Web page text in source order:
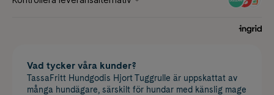
Vad tycker våra kunder?
TassaFritt Hundgodis Hjort Tuggrulle är uppskattat av
många hundägare, särskilt för hundar med känslig mage